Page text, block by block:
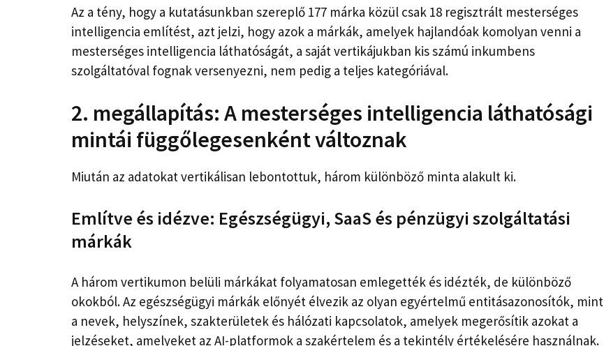
Az a tény, hogy a kutatásunkban szereplő 177 márka közül csak 18 regisztrált mesterséges
intelligencia említést, azt jelzi, hogy azok a márkák, amelyek hajlandóak komolyan venni a
mesterséges intelligencia láthatóságát, a saját vertikájukban kis számú inkumbens
szolgáltatóval fognak versenyezni, nem pedig a teljes kategóriával.
2. megállapítás: A mesterséges intelligencia láthatósági
mintái függőlegesenként változnak
Miután az adatokat vertikálisan lebontottuk, három különböző minta alakult ki.
Említve és idézve: Egészségügyi, SaaS és pénzügyi szolgáltatási
márkák
A három vertikumon belüli márkákat folyamatosan emlegették és idézték, de különböző
okokból. Az egészségügyi márkák előnyét élvezik az olyan egyértelmű entitásazonosítók, mint
a nevek, helyszínek, szakterületek és hálózati kapcsolatok, amelyek megerősítik azokat a
jelzéseket, amelyeket az AI-platformok a szakértelem és a tekintély értékelésére használnak.